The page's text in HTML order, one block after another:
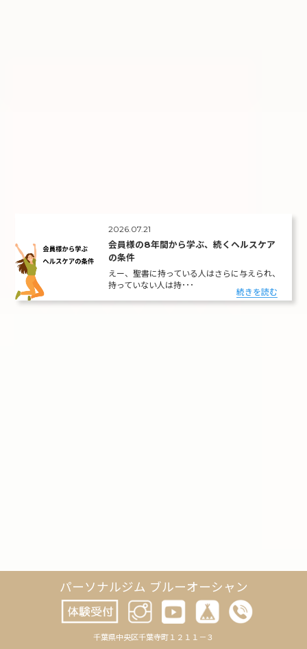
2026.07.21
会員様の8年間から学ぶ、続くヘルスケア
の条件
えー、聖書に持っている人はさらに与えられ、
持っていない人は持･･･
続きを読む
パーソナルジム ブルーオーシャン
千葉県中央区千葉寺町１２１１－３